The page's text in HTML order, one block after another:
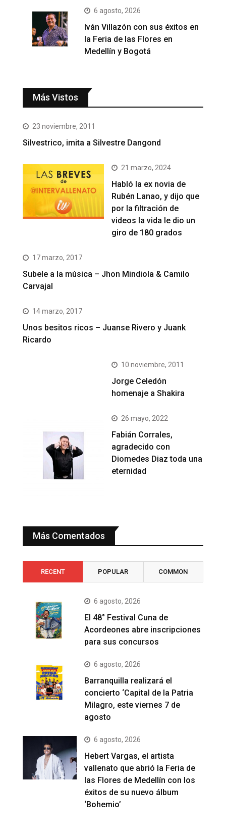
6 agosto, 2026
Iván Villazón con sus éxitos en
la Feria de las Flores en
Medellín y Bogotá
Más Vistos
23 noviembre, 2011
Silvestrico, imita a Silvestre Dangond
21 marzo, 2024
Habló la ex novia de
Rubén Lanao, y dijo que
por la filtración de
videos la vida le dio un
giro de 180 grados
17 marzo, 2017
Subele a la música – Jhon Mindiola & Camilo
Carvajal
14 marzo, 2017
Unos besitos ricos – Juanse Rivero y Juank
Ricardo
10 noviembre, 2011
Jorge Celedón
homenaje a Shakira
26 mayo, 2022
Fabián Corrales,
agradecido con
Diomedes Diaz toda una
eternidad
Más Comentados
RECENT POPULAR COMMON
6 agosto, 2026
El 48° Festival Cuna de
Acordeones abre inscripciones
para sus concursos
6 agosto, 2026
Barranquilla realizará el
concierto ‘Capital de la Patria
Milagro, este viernes 7 de
agosto
6 agosto, 2026
Hebert Vargas, el artista
vallenato que abrió la Feria de
las Flores de Medellín con los
éxitos de su nuevo álbum
‘Bohemio’